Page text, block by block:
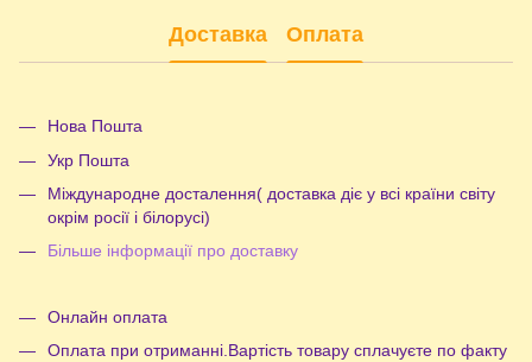
Доставка Оплата
Нова Пошта
Укр Пошта
Міждународне досталення( доставка діє у всі країни світу
окрім росії і білорусі)
Більше інформації про доставку
Онлайн оплата
Оплата при отриманні.Вартість товару сплачуєте по факту